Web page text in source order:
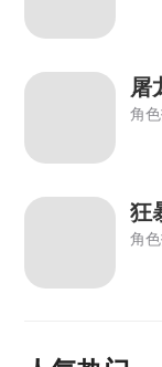
传奇霸
【双倍
《绝世
《九曲
屠
角
狂
角